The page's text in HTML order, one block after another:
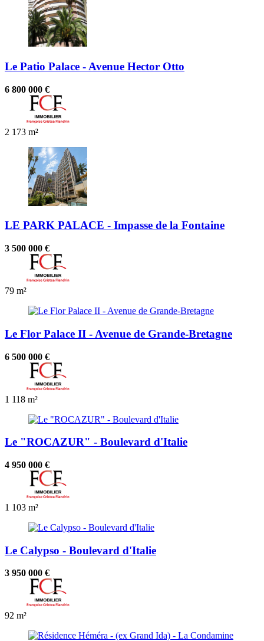
Le Patio Palace - Avenue Hector Otto
6 800 000 €
2 173 m²
LE PARK PALACE - Impasse de la Fontaine
3 500 000 €
79 m²
Le Flor Palace II - Avenue de Grande-Bretagne
6 500 000 €
1 118 m²
Le "ROCAZUR" - Boulevard d'Italie
4 950 000 €
1 103 m²
Le Calypso - Boulevard d'Italie
3 950 000 €
92 m²